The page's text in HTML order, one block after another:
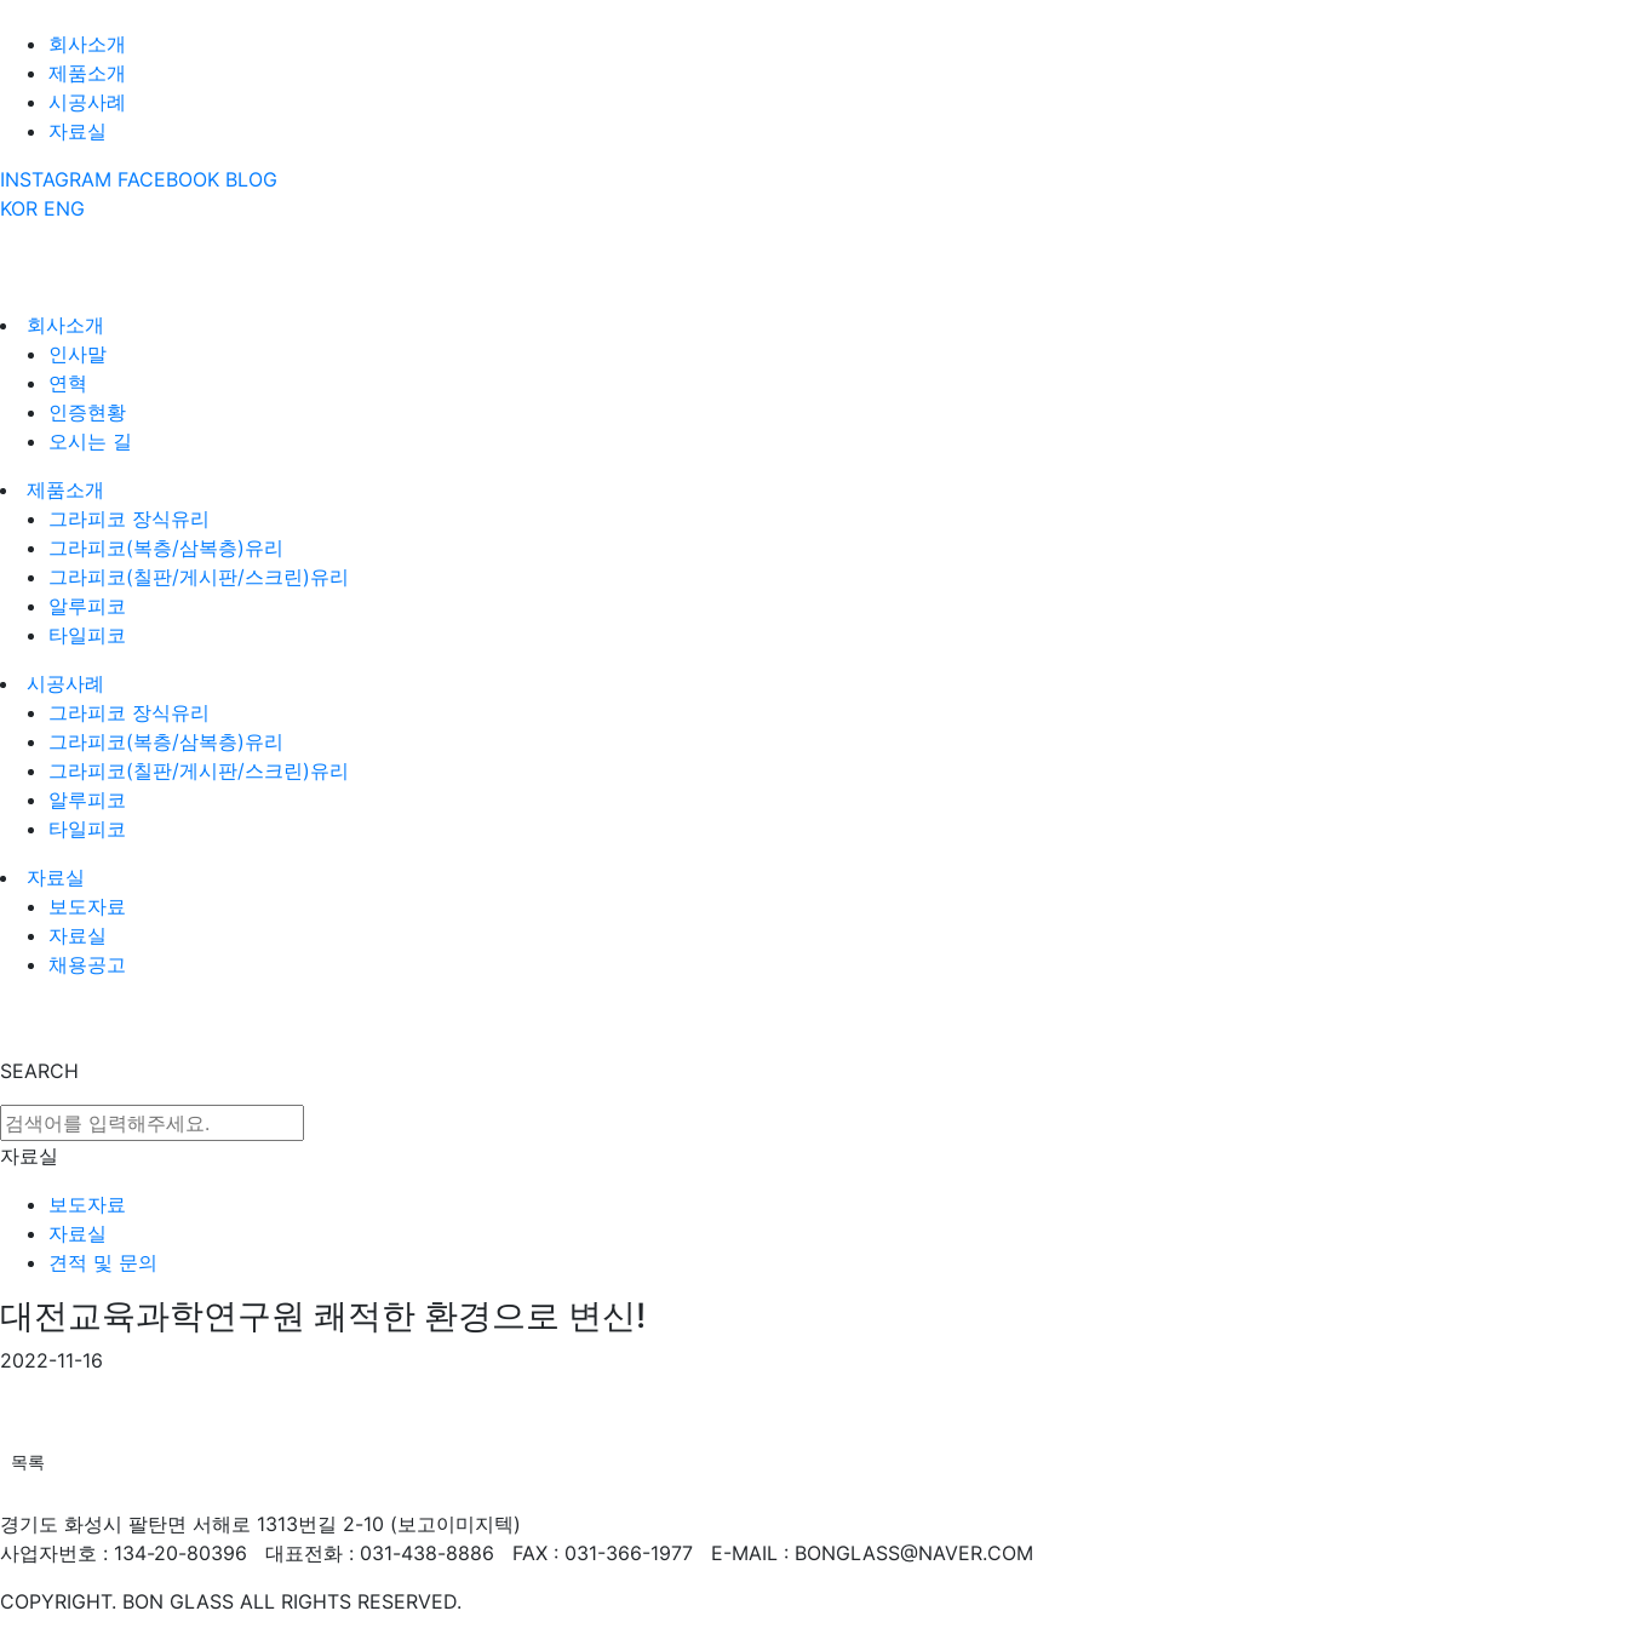
회사소개
제품소개
시공사례
자료실
INSTAGRAM FACEBOOK BLOG
KOR ENG
회사소개
인사말
연혁
인증현황
오시는 길
제품소개
그라피코 장식유리
그라피코(복층/삼복층)유리
그라피코(칠판/게시판/스크린)유리
알루피코
타일피코
시공사례
그라피코 장식유리
그라피코(복층/삼복층)유리
그라피코(칠판/게시판/스크린)유리
알루피코
타일피코
자료실
보도자료
자료실
채용공고
SEARCH
자료실
보도자료
자료실
견적 및 문의
대전교육과학연구원 쾌적한 환경으로 변신!
2022-11-16
목록
경기도 화성시 팔탄면 서해로 1313번길 2-10 (보고이미지텍)
사업자번호 : 134-20-80396 대표전화 : 031-438-8886 FAX : 031-366-1977 E-MAIL : BONGLASS@NAVER.COM
COPYRIGHT. BON GLASS ALL RIGHTS RESERVED.